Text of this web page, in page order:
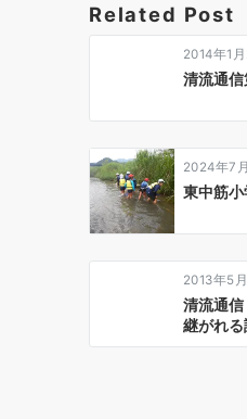
シ
Related Post
2014年1
清流通
2024年7
東中筋
2013年5
清流通
継がれ